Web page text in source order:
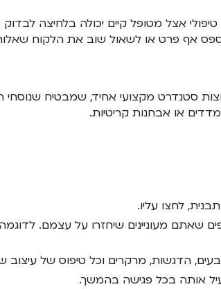
אצל מטופל קיים יכולה בלחיצה לבדוק
אף פרט או לשאול שוב את הלקוח
סטנדרט מקצועי אחיד, שמבטיח שנוסחי
או אבחנות קריטיות.
לחצו עליו.
שאתם מעוניינים שיחזרו על עצמם.
הדגשות, מרקרים וכל טיפוס של
אותה בכל פגישה בהמשך.